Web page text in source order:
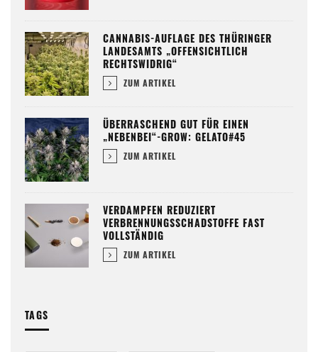
CANNABIS-AUFLAGE DES THÜRINGER
LANDESAMTS „OFFENSICHTLICH
RECHTSWIDRIG“
ZUM ARTIKEL
ÜBERRASCHEND GUT FÜR EINEN
„NEBENBEI“-GROW: GELATO#45
ZUM ARTIKEL
VERDAMPFEN REDUZIERT
VERBRENNUNGSSCHADSTOFFE FAST
VOLLSTÄNDIG
ZUM ARTIKEL
TAGS